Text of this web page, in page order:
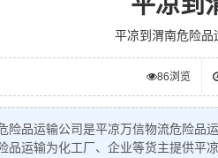
平凉到渭南危险
86浏览
险品运输公司是平凉万信物流危险品
品运输为化工厂、企业等货主提供平